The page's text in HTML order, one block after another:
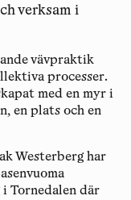
verksam i
vävpraktik
processer.
med en myr i
en plats och en
Westerberg har
i Tornedalen där